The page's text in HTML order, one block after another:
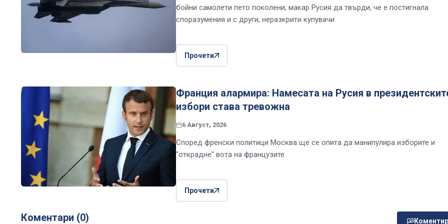
бойни самолети пето поколени, макар Русия да твърди, че е постигнала
споразумения и с други, неразкрити купувачи
Прочети
Франция алармира: Намесата на Русия в
избори става тревожна
6 Август, 2026
Според френски политици Москва ще се опита да манипулира изборите и
"открадне" вота на французите
Прочети
Коментари (0)